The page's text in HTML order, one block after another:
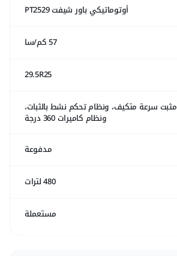
أوتوماتيكي باور شيفت PT2529
57 كم/سا
29.5R25
مثبت سرعة متكيف، ونظام تحكم نشط بالثبات،
ونظام كاميرات 360 درجة
مدفوعة
480 لترات
مستعملة